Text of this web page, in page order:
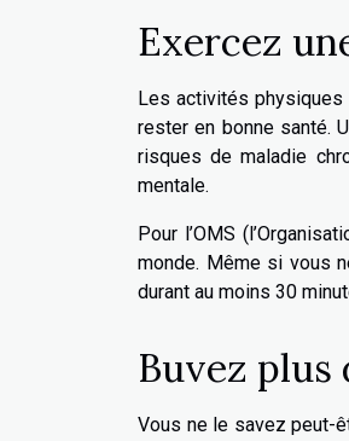
Exercez
Les activités
rester en bonne santé.
risques de maladie
mentale.
Pour l’OMS
monde. Même si vous
durant au moins 30
Buvez plus
Vous ne le savez peut-